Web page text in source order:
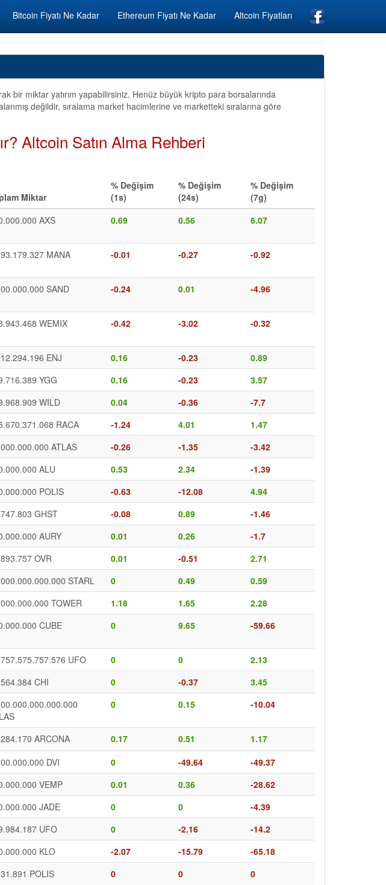
Bitcoin Fiyatı Ne Kadar Ethereum Fiyatı Ne Kadar Altcoin Fiyatları
bir miktar yatırım yapabilirsiniz. Henüz büyük kripto para borsalarında
değildir, sıralama market hacimlerine ve marketteki sıralarına göre
Altcoin Satın Alma Rehberi
Miktar
% Değişim
(1s)
% Değişim
(24s)
% Değişim
(7g)
AXS 0.69 0.56 6.07
MANA -0.01 -0.27 -0.92
SAND -0.24 0.01 -4.96
WEMIX -0.42 -3.02 -0.32
ENJ 0.16 -0.23
0.89
YGG 0.16 -0.23
3.57
WILD 0.04 -0.36
-7.7
RACA -1.24 4.01
1.47
ATLAS -0.26 -1.35
-3.42
ALU 0.53 2.34
-1.39
POLIS -0.63 -12.08
4.94
GHST -0.08 0.89
-1.46
AURY 0.01 0.26
-1.7
OVR 0.01 -0.51
2.71
STARL 0 0.49
0.59
TOWER 1.18 1.65
2.28
CUBE 0 9.65 -59.66
UFO 0 0
2.13
CHI 0 -0.37
3.45
0 0.15 -10.04
ARCONA 0.17 0.51
1.17
DVI 0 -49.64
-49.37
VEMP 0.01 0.36
-28.62
JADE 0 0
-4.39
UFO 0 -2.16
-14.2
KLO -2.07 -15.79
-65.18
POLIS 0 0 0